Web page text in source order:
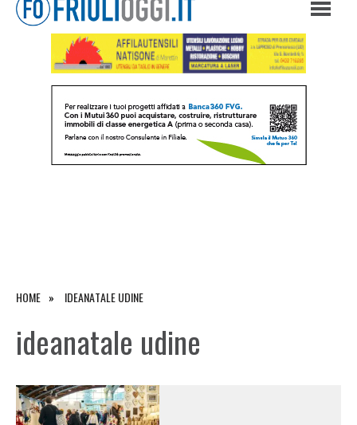
HOME IDEANATALE UDINE
ideanatale udine